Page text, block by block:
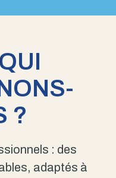
?
: des
adaptés à